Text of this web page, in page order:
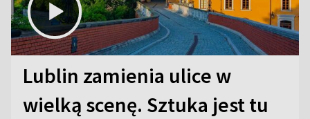
Lublin zamienia ulice w
wielką scenę. Sztuka jest tu